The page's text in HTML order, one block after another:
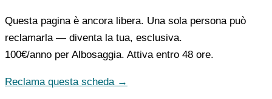
Questa pagina è ancora libera. Una sola persona può
reclamarla — diventa la tua, esclusiva.
100€/anno per Albosaggia. Attiva entro 48 ore.
Reclama questa scheda →